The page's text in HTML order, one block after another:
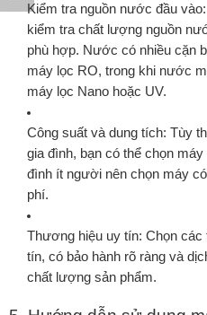
Kiểm tra nguồn nước đầu vào:
kiểm tra chất lượng nguồn
phù hợp. Nước có nhiều cặn
máy lọc RO, trong khi nước
máy lọc Nano hoặc UV.
Công suất và dung tích: Tùy
gia đình, bạn có thể chọn
đình ít người nên chọn máy
phí.
Thương hiệu uy tín: Chọn
tín, có bảo hành rõ ràng và
chất lượng sản phẩm.